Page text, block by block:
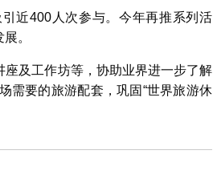
近400人次参与。今年再推系列活
。
及工作坊等，协助业界进一步了解
需要的旅游配套，巩固“世界旅游休